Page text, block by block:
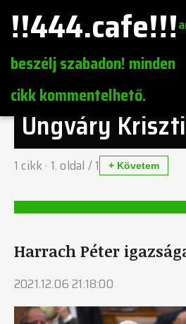
!!444.cafe!!!
beszélj szabadon! minden
cikk kommentelhető.
Ungváry
1 cikk · 1. oldal /1 + Követem
Harrach Péter
2021.12.06 21:18:00